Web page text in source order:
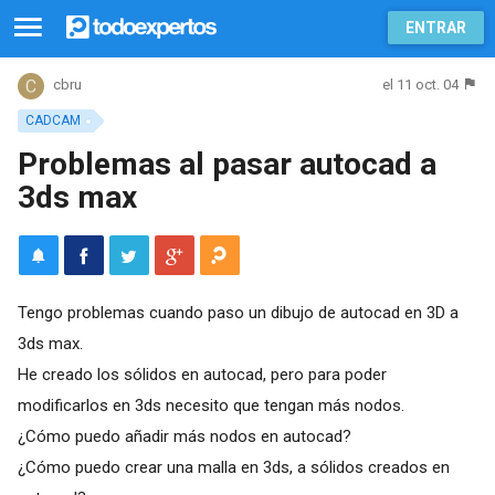
ENTRAR
CADCAM
cbru el 11 oct. 04
Problemas al pasar autocad a
3ds max
Tengo problemas cuando paso un dibujo de autocad en 3D a
3ds max.
He creado los sólidos en autocad, pero para poder
modificarlos en 3ds necesito que tengan más nodos.
¿Cómo puedo añadir más nodos en autocad?
¿Cómo puedo crear una malla en 3ds, a sólidos creados en